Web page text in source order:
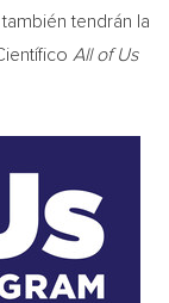
tendrán la
All of Us